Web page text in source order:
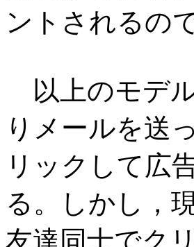
ントされるの
以上のモデ
りメールを送
リックして広
る。しかし，
友達同士でク